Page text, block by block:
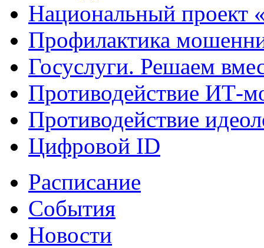
Национальный проект
Профилактика
Госуслуги. Решаем
Противодействие ИТ-
Противодействие
Цифровой ID
Расписание
События
Новости